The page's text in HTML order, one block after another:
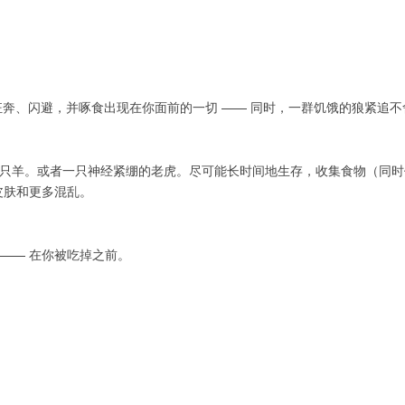
、闪避，并啄食出现在你面前的一切 —— 同时，一群饥饿的狼紧追不
羊。或者一只神经紧绷的老虎。尽可能长时间地生存，收集食物（同
和更多混乱。
在你被吃掉之前。